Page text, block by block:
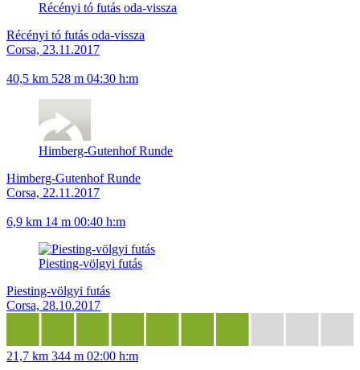
Récényi tó futás oda-vissza
Récényi tó futás oda-vissza
Corsa, 23.11.2017
40,5 km 528 m 04:30 h:m
Himberg-Gutenhof Runde
Himberg-Gutenhof Runde
Corsa, 22.11.2017
6,9 km 14 m 00:40 h:m
Piesting-völgyi futás
Piesting-völgyi futás
Corsa, 28.10.2017
21,7 km 344 m 02:00 h:m